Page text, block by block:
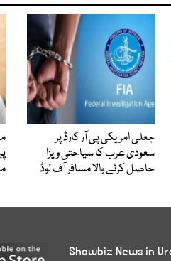
جعلی امریکی پی آر کارڈ پر
سعودی عرب کا سیاحتی ویزا
حاصل کرنے والا مسافر آف لوڈ
Showbiz News in